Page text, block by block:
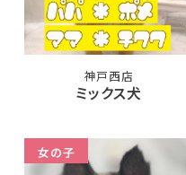
神戸西店
ミックス犬
女の子